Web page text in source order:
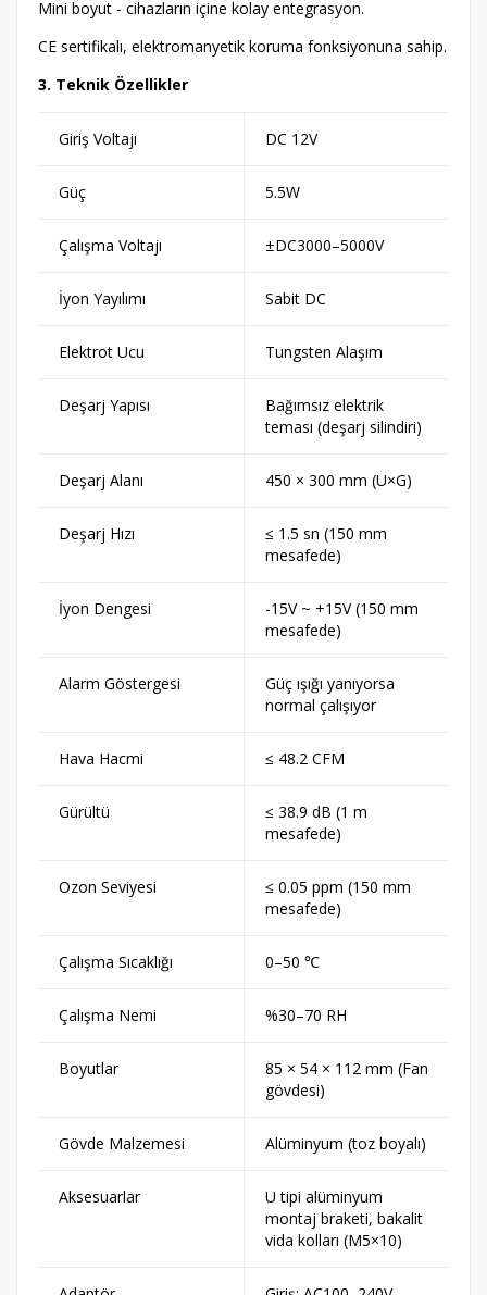
Mini boyut - cihazların içine kolay entegrasyon.
CE sertifikalı, elektromanyetik koruma fonksiyonuna sahip.
3. Teknik Özellikler
Giriş Voltajı DC 12V
Güç 5.5W
Çalışma Voltajı ±DC3000–5000V
İyon Yayılımı Sabit DC
Elektrot Ucu Tungsten Alaşım
Deşarj Yapısı
Bağımsız elektrik
teması (deşarj silindiri)
Deşarj Alanı 450 × 300 mm (U×G)
Deşarj Hızı
≤ 1.5 sn (150 mm
mesafede)
İyon Dengesi
-15V ~ +15V (150 mm
mesafede)
Alarm Göstergesi
Güç ışığı yanıyorsa
normal çalışıyor
Hava Hacmi ≤ 48.2 CFM
Gürültü
≤ 38.9 dB (1 m
mesafede)
Ozon Seviyesi
≤ 0.05 ppm (150 mm
mesafede)
Çalışma Sıcaklığı 0–50 ℃
Çalışma Nemi %30–70 RH
Boyutlar
85 × 54 × 112 mm (Fan
gövdesi)
Gövde Malzemesi Alüminyum (toz boyalı)
Aksesuarlar
U tipi alüminyum
montaj braketi, bakalit
vida kolları (M5×10)